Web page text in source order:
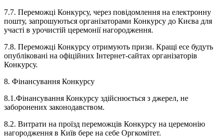
7.7. Переможці Конкурсу, через повідомлення на електронну
пошту, запрошуються організаторами Конкурсу до Києва для
участі в урочистій церемонії нагородження.
7.8. Переможці Конкурсу отримують призи. Кращі есе будуть
опубліковані на офіційних Інтернет-сайтах організаторів
Конкурсу.
8. Фінансування Конкурсу
8.1.Фінансування Конкурсу здійснюється з джерел, не
заборонених законодавством.
8.2. Витрати на проїзд переможців Конкурсу на церемонію
нагородження в Київ бере на себе Оргкомітет.